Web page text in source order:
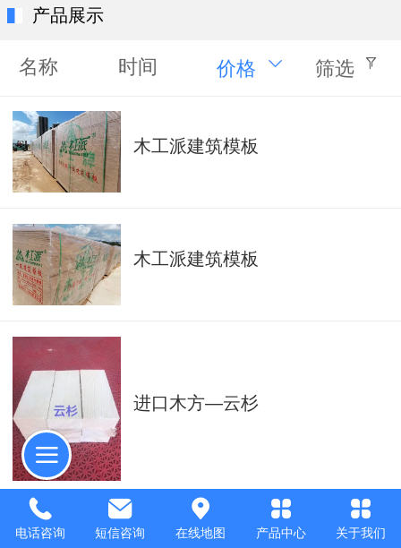
产品展示
名称 时间 价格 筛选
木工派建筑模板
木工派建筑模板
进口木方—云杉
电话咨询 短信咨询 在线地图 产品中心 关于我们